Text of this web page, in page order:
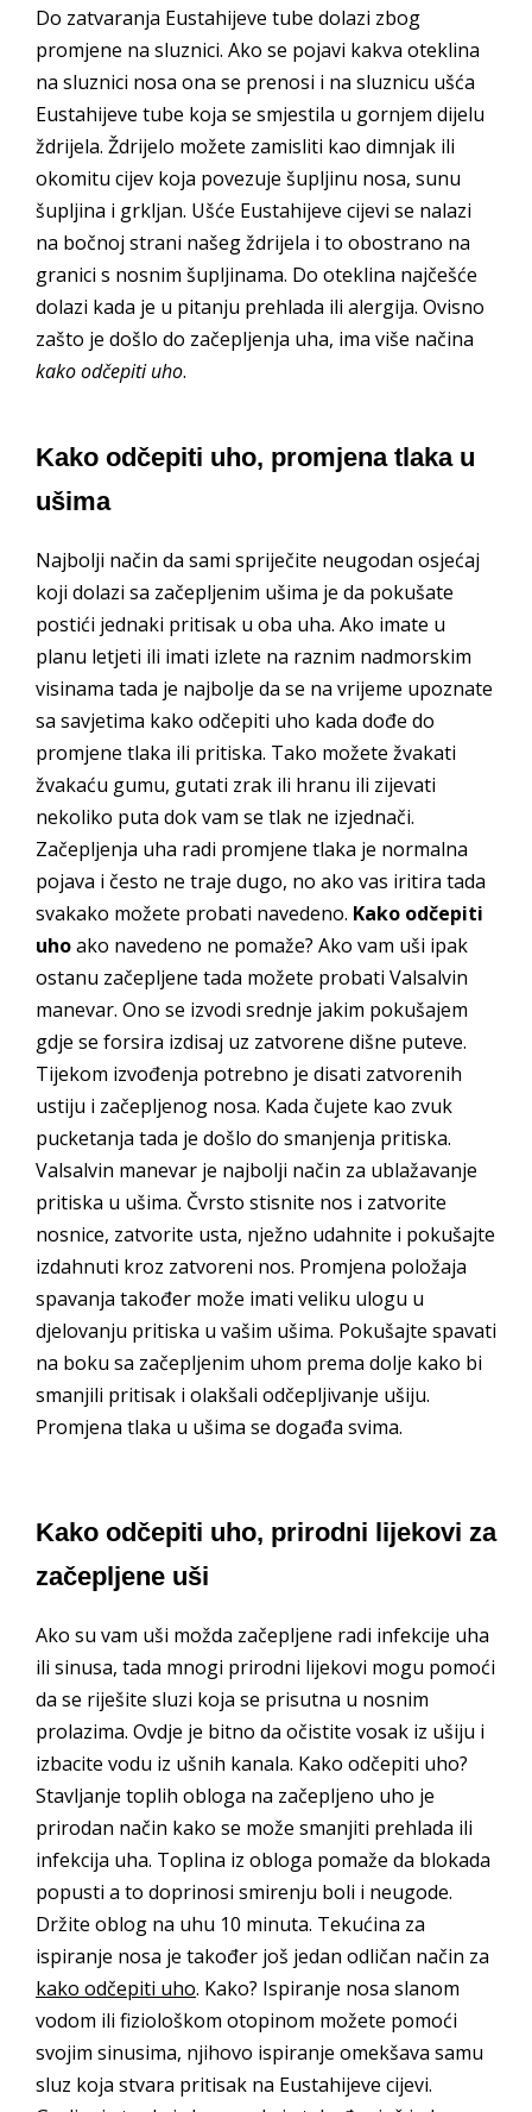
Do zatvaranja Eustahijeve tube dolazi zbog
promjene na sluznici. Ako se pojavi kakva oteklina
na sluznici nosa ona se prenosi i na sluznicu ušća
Eustahijeve tube koja se smjestila u gornjem dijelu
ždrijela. Ždrijelo možete zamisliti kao dimnjak ili
okomitu cijev koja povezuje šupljinu nosa, sunu
šupljina i grkljan. Ušće Eustahijeve cijevi se nalazi
na bočnoj strani našeg ždrijela i to obostrano na
granici s nosnim šupljinama. Do oteklina najčešće
dolazi kada je u pitanju prehlada ili alergija. Ovisno
zašto je došlo do začepljenja uha, ima više načina
kako odčepiti uho.
Kako odčepiti uho, promjena tlaka u
ušima
Najbolji način da sami spriječite neugodan osjećaj
koji dolazi sa začepljenim ušima je da pokušate
postići jednaki pritisak u oba uha. Ako imate u
planu letjeti ili imati izlete na raznim nadmorskim
visinama tada je najbolje da se na vrijeme upoznate
sa savjetima kako odčepiti uho kada dođe do
promjene tlaka ili pritiska. Tako možete žvakati
žvakaću gumu, gutati zrak ili hranu ili zijevati
nekoliko puta dok vam se tlak ne izjednači.
Začepljenja uha radi promjene tlaka je normalna
pojava i često ne traje dugo, no ako vas iritira tada
svakako možete probati navedeno. Kako odčepiti
uhoako navedeno ne pomaže? Ako vam uši ipak
ostanu začepljene tada možete probati Valsalvin
manevar. Ono se izvodi srednje jakim pokušajem
gdje se forsira izdisaj uz zatvorene dišne puteve.
Tijekom izvođenja potrebno je disati zatvorenih
ustiju i začepljenog nosa. Kada čujete kao zvuk
pucketanja tada je došlo do smanjenja pritiska.
Valsalvin manevar je najbolji način za ublažavanje
pritiska u ušima. Čvrsto stisnite nos i zatvorite
nosnice, zatvorite usta, nježno udahnite i pokušajte
izdahnuti kroz zatvoreni nos. Promjena položaja
spavanja također može imati veliku ulogu u
djelovanju pritiska u vašim ušima. Pokušajte spavati
na boku sa začepljenim uhom prema dolje kako bi
smanjili pritisak i olakšali odčepljivanje ušiju.
Promjena tlaka u ušima se događa svima.
Kako odčepiti uho, prirodni lijekovi za
začepljene uši
Ako su vam uši možda začepljene radi infekcije uha
ili sinusa, tada mnogi prirodni lijekovi mogu pomoći
da se riješite sluzi koja se prisutna u nosnim
prolazima. Ovdje je bitno da očistite vosak iz ušiju i
izbacite vodu iz ušnih kanala. Kako odčepiti uho?
Stavljanje toplih obloga na začepljeno uho je
prirodan način kako se može smanjiti prehlada ili
infekcija uha. Toplina iz obloga pomaže da blokada
popusti a to doprinosi smirenju boli i neugode.
Držite oblog na uhu 10 minuta. Tekućina za
ispiranje nosa je također još jedan odličan način za
kako odčepiti uho. Kako? Ispiranje nosa slanom
vodom ili fiziološkom otopinom možete pomoći
svojim sinusima, njihovo ispiranje omekšava samu
sluz koja stvara pritisak na Eustahijeve cijevi.